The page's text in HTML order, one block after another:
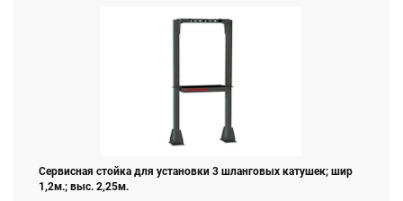
Сервисная стойка для установки 3 шланговых катушек; шир
1,2м.; выс. 2,25м.